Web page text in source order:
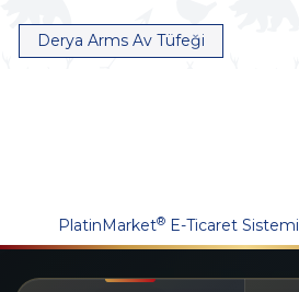
Derya Arms Av Tüfeği
PlatinMarket® E-Ticaret Sistemi